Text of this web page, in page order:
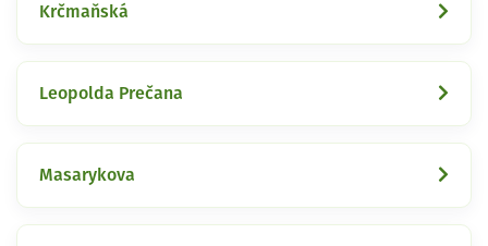
Krčmaňská
Leopolda Prečana
Masarykova